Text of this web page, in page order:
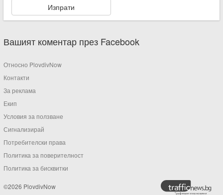
Вашият коментар през Facebook
Относно PlovdivNow
Контакти
За реклама
Екип
Условия за ползване
Сигнализирай
Потребителски права
Политика за поверителност
Политика за бисквитки
©2026 PlovdivNow